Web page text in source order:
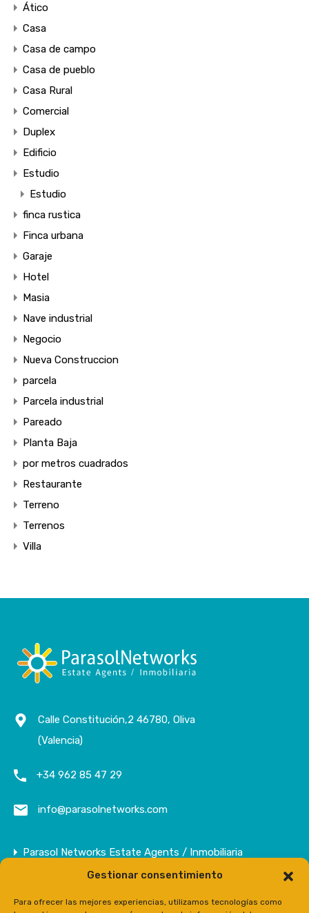
Gestionar consentimiento
Para ofrecer las mejores experiencias, utilizamos tecnologías como
Ático
Casa
Casa de campo
Casa de pueblo
Casa Rural
Comercial
Duplex
Edificio
Estudio
Estudio
finca rustica
Finca urbana
Garaje
Hotel
Masia
Nave industrial
Negocio
Nueva Construccion
parcela
Parcela industrial
Pareado
Planta Baja
por metros cuadrados
Restaurante
Terreno
Terrenos
Villa
Calle Constitución,2 46780, Oliva
(Valencia)
+34 962 85 47 29
info@parasolnetworks.com
Parasol Networks Estate Agents / Inmobiliaria
Inmuebles